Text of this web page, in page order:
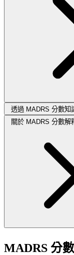
透過 MADRS 分數知
關於 MADRS 分數解
MADRS 分